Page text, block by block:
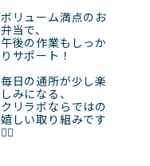
ボリューム満点のお
弁当で、
午後の作業もしっか
りサポート！
毎日の通所が少し楽
しみになる、
クリラボならではの
嬉しい取り組みです
👌🏻